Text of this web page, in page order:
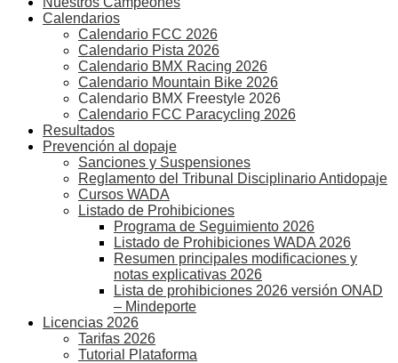
Calendarios
Calendario FCC 2026
Calendario Pista 2026
Calendario BMX Racing 2026
Calendario Mountain Bike 2026
Calendario BMX Freestyle 2026
Calendario FCC Paracycling 2026
Resultados
Prevención al dopaje
Sanciones y Suspensiones
Reglamento del Tribunal Disciplinario Antidopaje
Cursos WADA
Listado de Prohibiciones
Programa de Seguimiento 2026
Listado de Prohibiciones WADA 2026
Resumen principales modificaciones y
notas explicativas 2026
Lista de prohibiciones 2026 versión ONAD
– Mindeporte
Licencias 2026
Tarifas 2026
Tutorial Plataforma